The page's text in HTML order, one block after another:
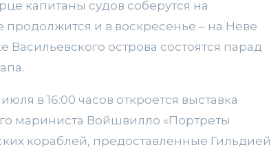
капитаны судов соберутся на
и в воскресенье – на Неве
острова состоятся парад
в 16:00 часов откроется выставка
мариниста Войшвилло «Портреты
кораблей, предоставленные Гильдией